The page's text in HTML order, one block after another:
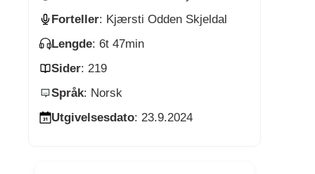
Forteller: Kjærsti Odden Skjeldal
Lengde: 6t 47min
Sider: 219
Språk: Norsk
Utgivelsesdato: 23.9.2024